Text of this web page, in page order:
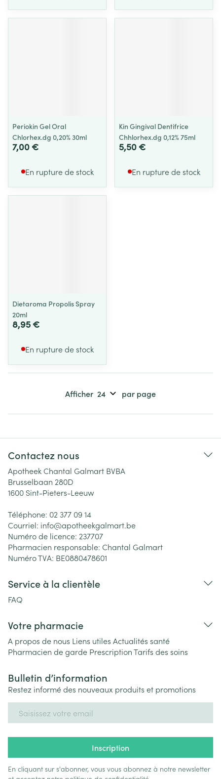
Periokin Gel Oral
Chlorhex.dg 0,20% 30ml
7,00 €
En rupture de stock
Kin Gingival Dentifrice
Chhlorhex.dg 0,12% 75ml
5,50 €
En rupture de stock
Dietaroma Propolis Spray
20ml
8,95 €
En rupture de stock
Afficher par page
Contactez nous
Apotheek Chantal Galmart BVBA
Brusselbaan 280D
1600 Sint-Pieters-Leeuw
Téléphone: 02 377 09 14
Courriel: info@apotheekgalmart.be
Numéro de licence: 237707
Pharmacien responsable: Chantal Galmart
Numéro TVA: BE0880478601
Service à la clientèle
FAQ
Votre pharmacie
A propos de nous Liens utiles Actualités santé
Pharmacien de garde PrescriptionTarifs des soins
Bulletin d’information
Restez informé des nouveaux produits et promotions
Inscription
En cliquant sur s'abonner, vous vous abonnez à notre newsletter